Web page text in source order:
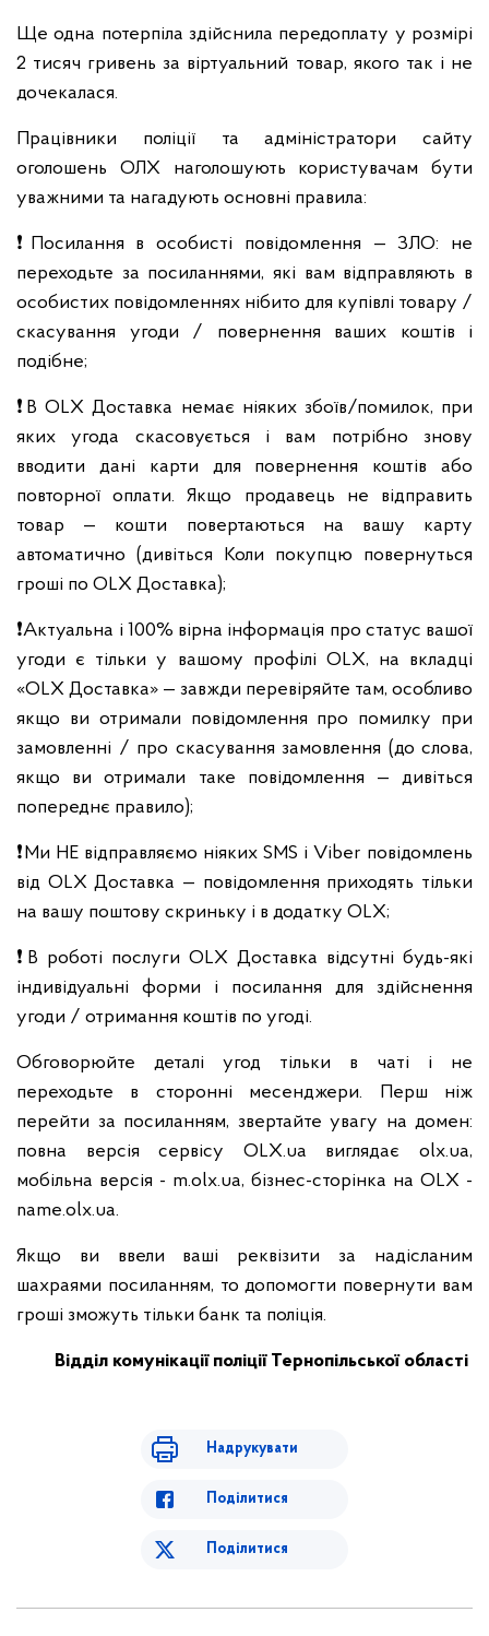
Ще одна потерпіла здійснила передоплату у розмірі
2 тисяч гривень за віртуальний товар, якого так і не
дочекалася.
Працівники поліції та адміністратори сайту
оголошень ОЛХ наголошують користувачам бути
уважними та нагадують основні правила:
❗Посилання в особисті повідомлення — ЗЛО: не
переходьте за посиланнями, які вам відправляють в
особистих повідомленнях нібито для купівлі товару /
скасування угоди / повернення ваших коштів і
подібне;
❗В OLX Доставка немає ніяких збоїв/помилок, при
яких угода скасовується і вам потрібно знову
вводити дані карти для повернення коштів або
повторної оплати. Якщо продавець не відправить
товар — кошти повертаються на вашу карту
автоматично (дивіться Коли покупцю повернуться
гроші по OLX Доставка);
❗Актуальна і 100% вірна інформація про статус вашої
угоди є тільки у вашому профілі OLX, на вкладці
«OLX Доставка» — завжди перевіряйте там, особливо
якщо ви отримали повідомлення про помилку при
замовленні / про скасування замовлення (до слова,
якщо ви отримали таке повідомлення — дивіться
попереднє правило);
❗Ми НЕ відправляємо ніяких SMS і Viber повідомлень
від OLX Доставка — повідомлення приходять тільки
на вашу поштову скриньку і в додатку OLX;
❗В роботі послуги OLX Доставка відсутні будь-які
індивідуальні форми і посилання для здійснення
угоди / отримання коштів по угоді.
Обговорюйте деталі угод тільки в чаті і не
переходьте в сторонні месенджери. Перш ніж
перейти за посиланням, звертайте увагу на домен:
повна версія сервісу OLX.ua виглядає olx.ua,
мобільна версія - m.olx.ua, бізнес-сторінка на OLX -
name.olx.ua.
Якщо ви ввели ваші реквізити за надісланим
шахраями посиланням, то допомогти повернути вам
гроші зможуть тільки банк та поліція.
Відділ комунікації поліції Тернопільської області
Надрукувати
Поділитися
Поділитися